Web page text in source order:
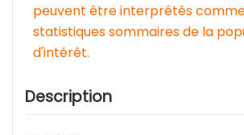
peuvent être interprétés
statistiques sommaires de la
d'intérêt.
Description